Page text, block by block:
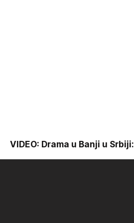
VIDEO: Drama u Banji u Srbiji: